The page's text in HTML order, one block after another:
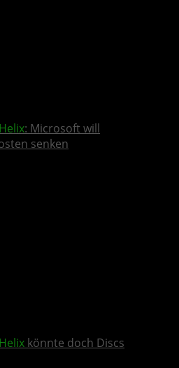
: Microsoft will
senken
könnte doch Discs